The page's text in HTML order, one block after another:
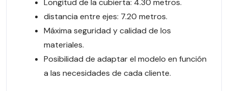
distancia entre ejes: 7.20 metros.
Máxima seguridad y calidad de los
materiales.
Posibilidad de adaptar el modelo en función
a las necesidades de cada cliente.